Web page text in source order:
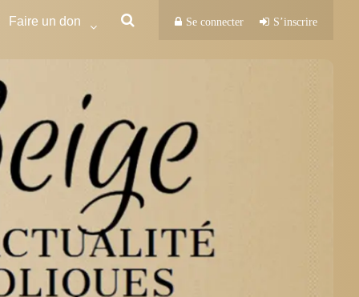
Faire un don Se connecter S’inscrire